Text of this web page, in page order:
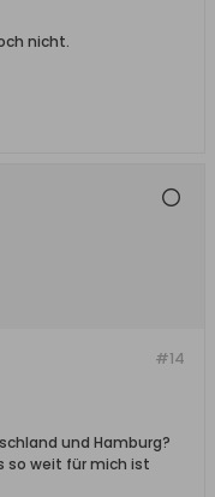
nicht.
#14
und Hamburg?
so weit für mich ist